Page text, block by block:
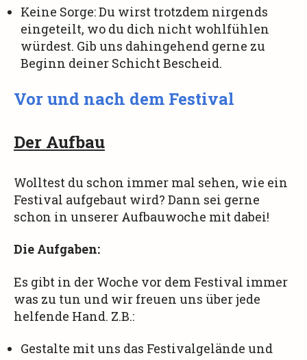
Keine Sorge: Du wirst trotzdem nirgends
eingeteilt, wo du dich nicht wohlfühlen
würdest. Gib uns dahingehend gerne zu
Beginn deiner Schicht Bescheid.
Vor und nach dem Festival
Der Aufbau
Wolltest du schon immer mal sehen, wie ein
Festival aufgebaut wird? Dann sei gerne
schon in unserer Aufbauwoche mit dabei!
Die Aufgaben:
Es gibt in der Woche vor dem Festival immer
was zu tun und wir freuen uns über jede
helfende Hand. Z.B.:
Gestalte mit uns das Festivalgelände und